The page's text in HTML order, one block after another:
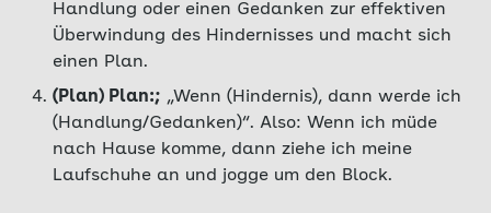
Handlung oder einen Gedanken zur effektiven
Überwindung des Hindernisses und macht sich
einen Plan.
(Plan) Plan:; „Wenn (Hindernis), dann werde ich
(Handlung/Gedanken)“. Also: Wenn ich müde
nach Hause komme, dann ziehe ich meine
Laufschuhe an und jogge um den Block.